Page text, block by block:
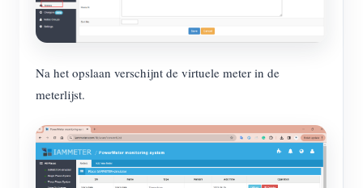
Na het opslaan verschijnt de virtuele meter in de
meterlijst.